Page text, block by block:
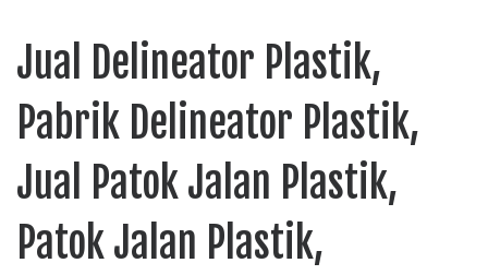
Jual Delineator Plastik,
Pabrik Delineator Plastik,
Jual Patok Jalan Plastik,
Patok Jalan Plastik,